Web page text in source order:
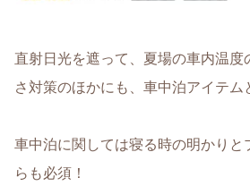
直射日光を遮って、夏場の車内温度
さ対策のほかにも、車中泊アイテム
車中泊に関しては寝る時の明かりと
らも必須！